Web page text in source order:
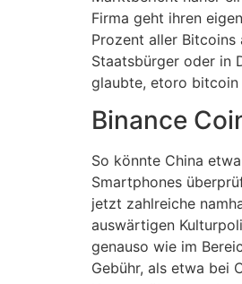
Firma geht ihren
Prozent aller
Staatsbürger oder in
glaubte, etoro bitcoin
Binance
So könnte China
Smartphones
jetzt zahlreiche
auswärtigen
genauso wie im
Gebühr, als etwa bei